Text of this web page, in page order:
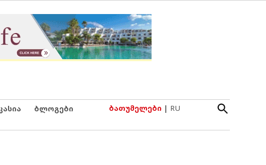
ბლოგები ბათუმელები | RU
Open
Search